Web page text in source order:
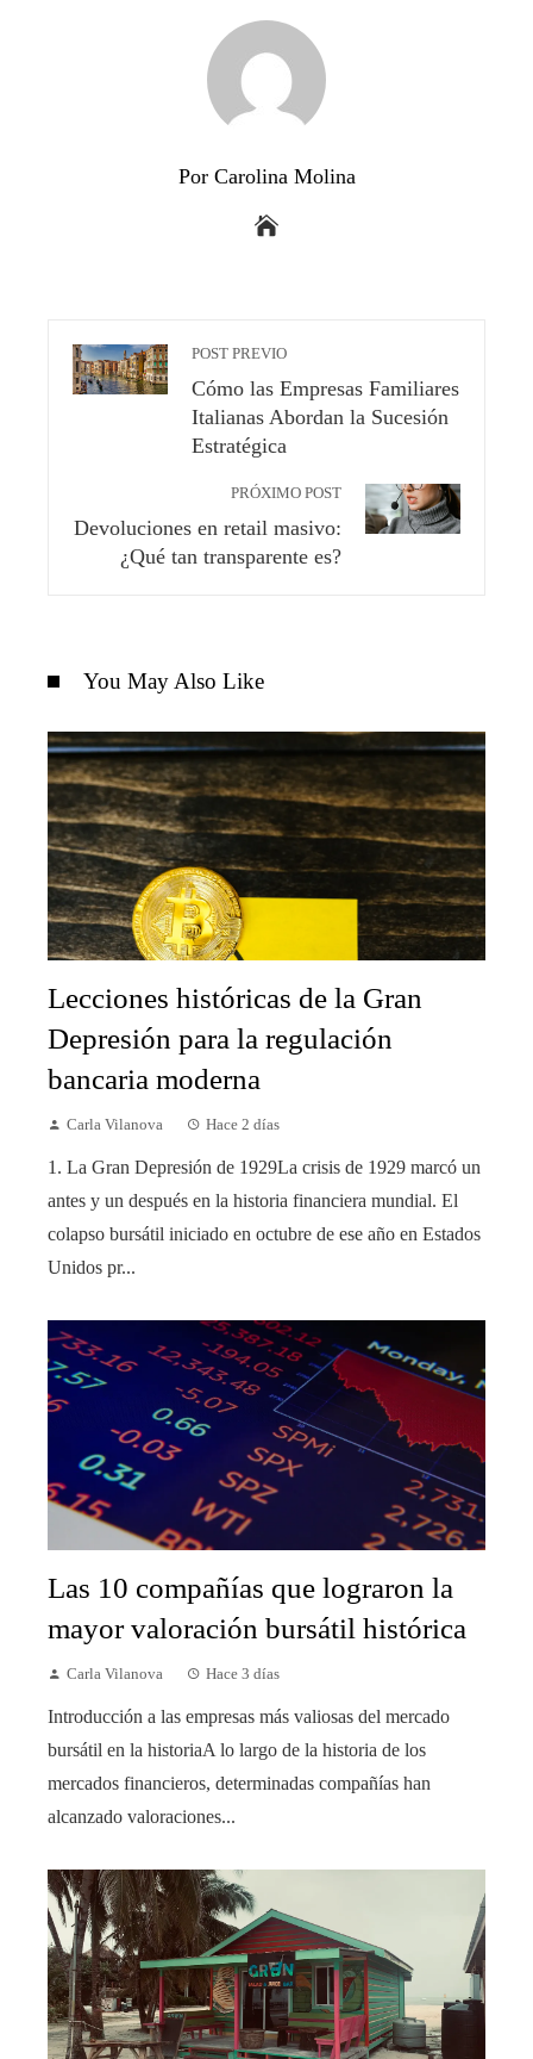
Por Carolina Molina
POST PREVIO
Cómo las Empresas Familiares
Italianas Abordan la Sucesión
Estratégica
PRÓXIMO POST
Devoluciones en retail masivo:
¿Qué tan transparente es?
You May Also Like
Lecciones históricas de la Gran
Depresión para la regulación
bancaria moderna
Carla Vilanova Hace 2 días
1. La Gran Depresión de 1929La crisis de 1929 marcó un
antes y un después en la historia financiera mundial. El
colapso bursátil iniciado en octubre de ese año en Estados
Unidos pr...
Las 10 compañías que lograron la
mayor valoración bursátil histórica
Carla Vilanova Hace 3 días
Introducción a las empresas más valiosas del mercado
bursátil en la historiaA lo largo de la historia de los
mercados financieros, determinadas compañías han
alcanzado valoraciones...